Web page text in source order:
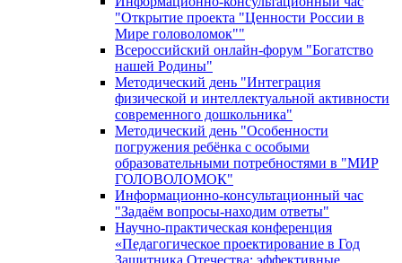
"Открытие проекта "Ценности России в
Мире головоломок""
Всероссийский онлайн-форум "Богатство
нашей Родины"
Методический день "Интеграция
физической и интеллектуальной активности
современного дошкольника"
Методический день "Особенности
погружения ребёнка с особыми
образовательными потребностями в "МИР
ГОЛОВОЛОМОК"
Информационно-консультационный час
"Задаём вопросы-находим ответы"
Научно-практическая конференция
«Педагогическое проектирование в Год